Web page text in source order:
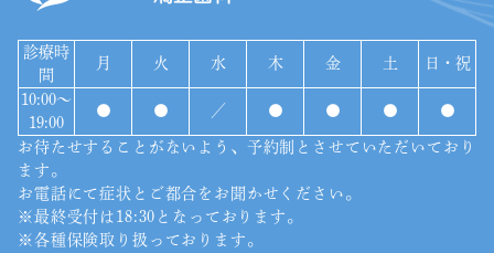
診療時
間
月 火 水 木 金 土 日・祝
10:00〜
19:00
● ● ／ ● ● ● ●
お待たせすることがないよう、予約制とさせていただいており
ます。
お電話にて症状とご都合をお聞かせください。
※最終受付は18:30となっております。
※各種保険取り扱っております。